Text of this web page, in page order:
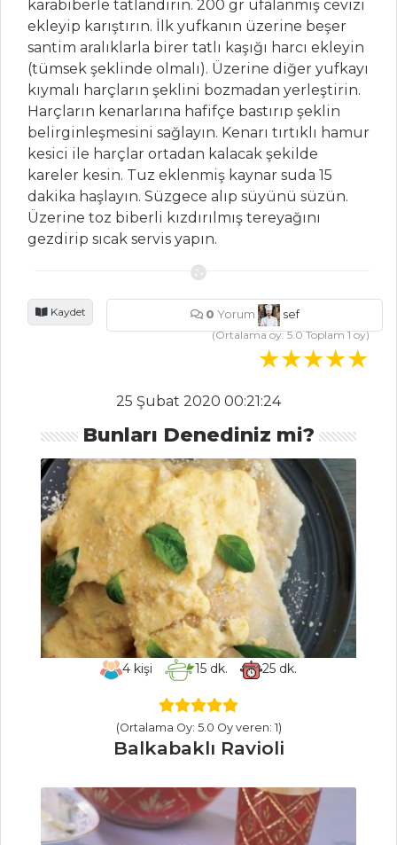
Somon
Patlıcan Soslu
Levrek
Akdeniz Usulü
Somon Balığı
Balık Yemekleri
Tüm Tarifleri
İÇECEKLER
Sirkencübin
Şerbeti
İçecekler Tüm
Tarifleri
ÇORBALAR
Yoğurtlu Yüksük
Çorbası
Şipsi Çorbası
Yoğurtlu Mısır
Çorbası
Çorbalar Tüm
KIRLANGIÇ
GÜVEÇ
karabiberle tatlandırın. 200 gr ufalanmış cevizi
ekleyip karıştırın. İlk yufkanın üzerine beşer
santim aralıklarla birer tatlı kaşığı harcı ekleyin
(tümsek şeklinde olmalı). Üzerine diğer yufkayı
kıymalı harçların şeklini bozmadan yerleştirin.
Harçların kenarlarına hafifçe bastırıp şeklin
belirginleşmesini sağlayın. Kenarı tırtıklı hamur
kesici ile harçlar ortadan kalacak şekilde
kareler kesin. Tuz eklenmiş kaynar suda 15
dakika haşlayın. Süzgece alıp süyünü süzün.
Üzerine toz biberli kızdırılmış tereyağını
gezdirip sıcak servis yapın.
Kaydet 0 Yorum
sef
(Ortalama oy:5.0Toplam1oy)
25 Şubat 2020 00:21:24
Bunları Denediniz mi?
4kişi 15 dk. 25 dk.
(Ortalama Oy: 5.0 Oy veren: 1)
Balkabaklı Ravioli